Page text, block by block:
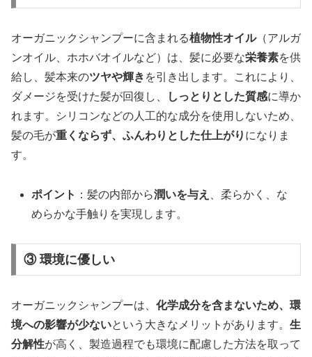
オーガニックシャンプーに含まれる植物性オイル（アルガ
ンオイル、ホホバオイルなど）は、髪に必要な栄養素を供
給し、髪本来のツヤや輝き を引き出します。これにより、
ダメージを受けた髪が回復し、
しっとりとした質感に導か
れます。シリコンなどの人工的な成分を使用しないため、
髪の毛が重くならず、ふんわりとした仕上がり になりま
す。
ポイント ：髪の内部から潤いを与え
、柔らかく、な
めらかな手触りを実現します。
③ 環境に優しい
オーガニックシャンプーは、 化学成分を含まないため、環
境への影響が少ないという大きなメリットがあります。 生
分解性が高く、製造過程でも環境に配慮した方法を取って